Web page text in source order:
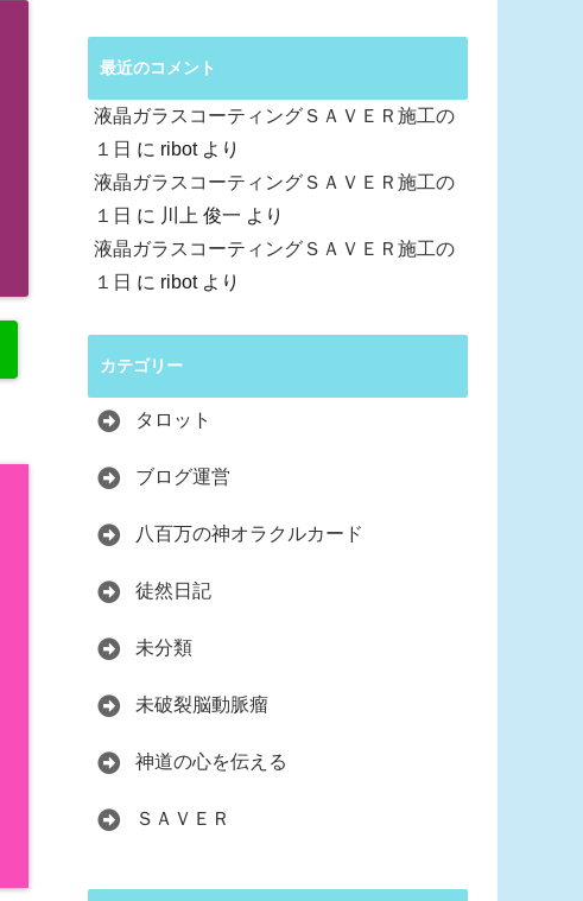
最近のコメント
液晶ガラスコーティングＳＡＶＥＲ施工の
１日 に ribotより
液晶ガラスコーティングＳＡＶＥＲ施工の
１日 に 川上 俊一 より
液晶ガラスコーティングＳＡＶＥＲ施工の
１日 に ribotより
カテゴリー
タロット
ブログ運営
八百万の神オラクルカード
徒然日記
未分類
未破裂脳動脈瘤
神道の心を伝える
ＳＡＶＥＲ